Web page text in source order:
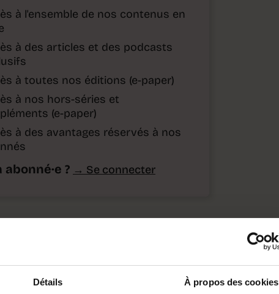
Détails À propos des cookies
à l'ensemble de nos contenus en
à des articles et des podcasts
à toutes nos éditions (e-paper)
à nos hors-séries et
(e-paper)
à des avantages réservés à nos
abonné·e ? → Se connecter